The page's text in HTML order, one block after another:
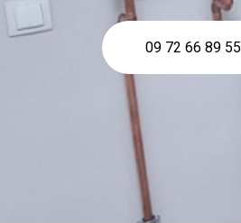
09 72 66 89 55